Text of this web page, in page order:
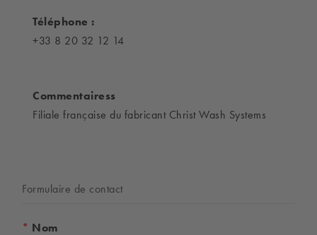
Téléphone :
+33 8 20 32 12 14
Commentairess
Filiale française du fabricant Christ Wash Systems
Formulaire de contact
Nom